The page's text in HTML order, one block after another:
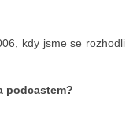
kdy jsme se rozhodli
podcastem?